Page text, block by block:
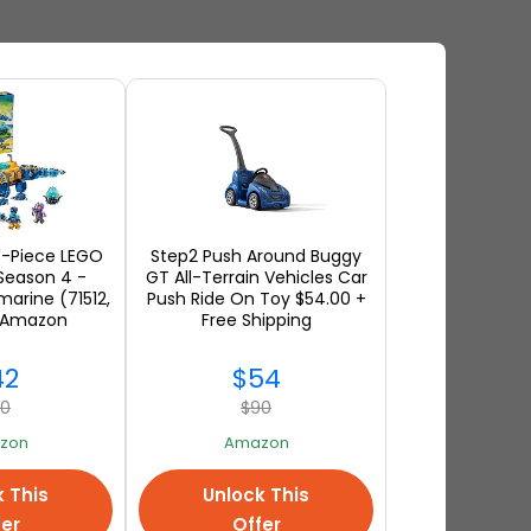
de
met als
hoofdtekst van
moeten verifiëren
Piece LEGO
4 -
(71512,
This
Step2 Push Around Buggy
GT All-Terrain Vehicles Car
Push Ride On Toy $54.00 +
Free Shipping
$54
$90
Amazon
Unlock This
Offer